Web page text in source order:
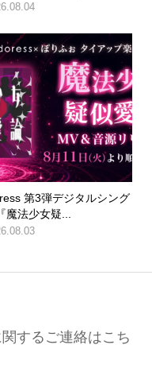
第3弾デジタルシング
魔法少女疑...
するご連絡はこち